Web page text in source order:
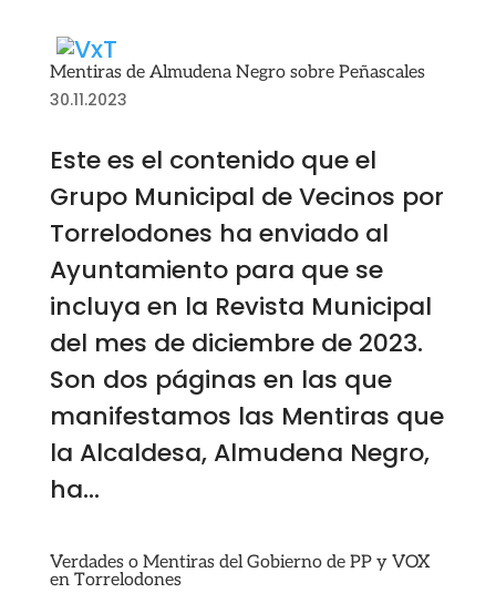
Mentiras de Almudena Negro sobre Peñascales
30.11.2023
Este es el contenido que el
Grupo Municipal de Vecinos por
Torrelodones ha enviado al
Ayuntamiento para que se
incluya en la Revista Municipal
del mes de diciembre de 2023.
Son dos páginas en las que
manifestamos las Mentiras que
la Alcaldesa, Almudena Negro,
ha...
Verdades o Mentiras del Gobierno de PP y VOX
en Torrelodones